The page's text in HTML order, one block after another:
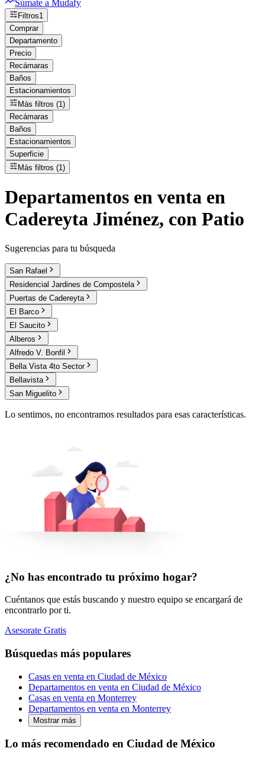
Súmate a Mudafy
Filtros1
Comprar
Departamento
Precio
Recámaras
Baños
Estacionamientos
Más filtros (1)
Recámaras
Baños
Estacionamientos
Superficie
Más filtros (1)
Departamentos en venta en
Cadereyta Jiménez, con Patio
Sugerencias para tu búsqueda
San Rafael
Residencial Jardines de Compostela
Puertas de Cadereyta
El Barco
El Saucito
Alberos
Alfredo V. Bonfil
Bella Vista 4to Sector
Bellavista
San Miguelito
Lo sentimos, no encontramos resultados para esas características.
¿No has encontrado tu próximo hogar?
Cuéntanos que estás buscando y nuestro equipo se encargará de
encontrarlo por ti.
Asesorate Gratis
Búsquedas más populares
Casas en venta en Ciudad de México
Departamentos en venta en Ciudad de México
Casas en venta en Monterrey
Departamentos en venta en Monterrey
Mostrar más
Lo más recomendado en Ciudad de México